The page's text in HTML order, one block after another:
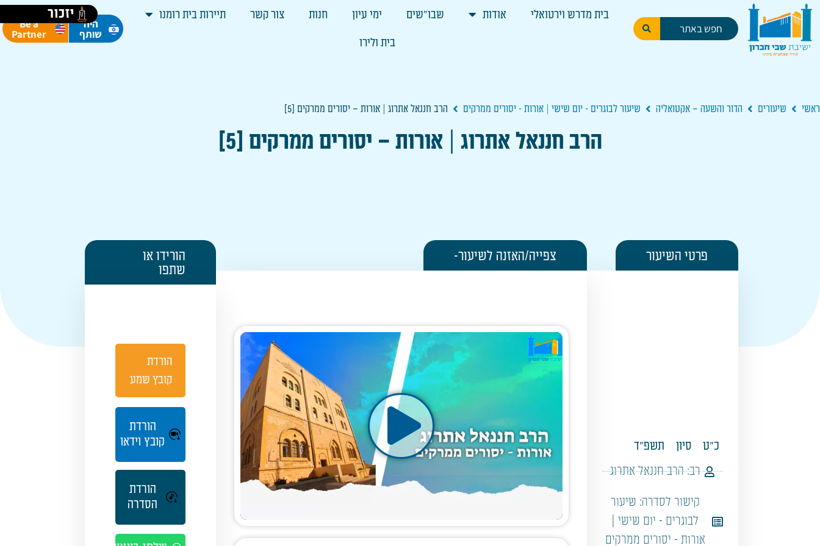
יזכור בית מדרש וירטואלי אודות שבו"שים ימי עיון חנות צור קשר תיירות בית רומנו
בית ולירו
היה
שותף
Be a
Partner
ראשי שיעורים הדור והשעה – אקטואליה שיעור לבוגרים - יום שישי | אורות - יסורים ממרקים הרב חננאל אתרוג | אורות – יסורים ממרקים [5]
הרב חננאל אתרוג | אורות – יסורים ממרקים [5]
פרטי השיעור
כ"ט סיון
תשפ"ד
רב: הרב חננאל אתרוג
קישור לסדרה: שיעור
לבוגרים - יום שישי |
אורות - יסורים ממרקים
צפייה/האזנה לשיעור-
הורידו או
שתפו
הורדת
קובץ שמע
הורדת
קובץ וידאו
הורדת
הסדרה